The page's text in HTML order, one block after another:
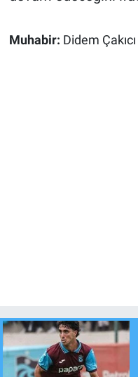
Muhabir: Didem Çakıcı